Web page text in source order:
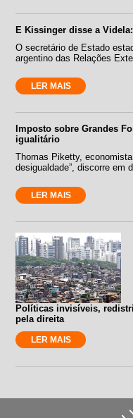
E Kissinger disse a
O secretário de Estado
argentino das Relações
LER MAIS
Imposto sobre Grandes
igualitário
Thomas Piketty,
desigualdade”, discorre em
LER MAIS
Políticas invisíveis,
pela direita
LER MAIS